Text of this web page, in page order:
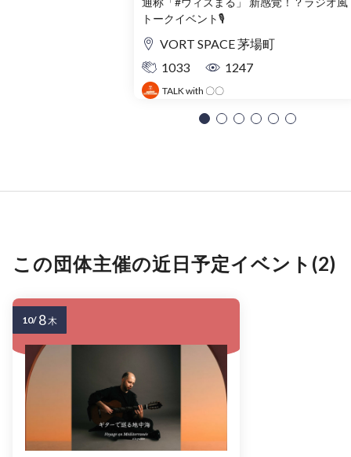
トークイベント🎙️
VORT SPACE 茅場町
1033
1247
TALK with 〇〇
この団体主催の近日予定イベント(2)
10/ 8木